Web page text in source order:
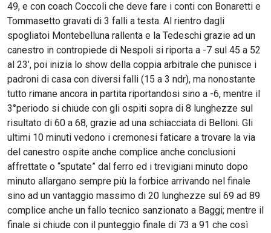
49, e con coach Coccoli che deve fare i conti con Bonaretti e
Tommasetto gravati di 3 falli a testa. Al rientro dagli
spogliatoi Montebelluna rallenta e la Tedeschi grazie ad un
canestro in contropiede di Nespoli si riporta a -7 sul 45 a 52
al 23’, poi inizia lo show della coppia arbitrale che punisce i
padroni di casa con diversi falli (15 a 3 ndr), ma nonostante
tutto rimane ancora in partita riportandosi sino a -6, mentre il
3°periodo si chiude con gli ospiti sopra di 8 lunghezze sul
risultato di 60 a 68, grazie ad una schiacciata di Belloni. Gli
ultimi 10 minuti vedono i cremonesi faticare a trovare la via
del canestro ospite anche complice anche conclusioni
affrettate o “sputate” dal ferro ed i trevigiani minuto dopo
minuto allargano sempre più la forbice arrivando nel finale
sino ad un vantaggio massimo di 20 lunghezze sul 69 ad 89
complice anche un fallo tecnico sanzionato a Baggi; mentre il
finale si chiude con il punteggio finale di 73 a 91 che così